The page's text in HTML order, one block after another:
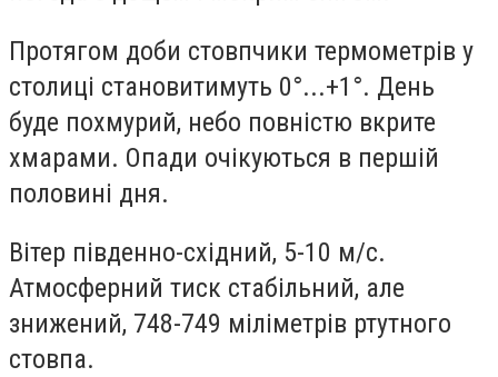
Протягом доби стовпчики термометрів у
столиці становитимуть 0°...+1°. День
буде похмурий, небо повністю вкрите
хмарами. Опади очікуються в першій
половині дня.
Вітер південно-східний, 5-10 м/с.
Атмосферний тиск стабільний, але
знижений, 748-749 міліметрів ртутного
стовпа.